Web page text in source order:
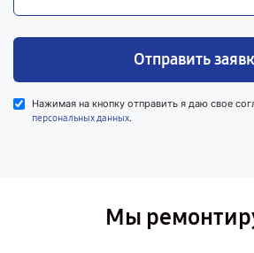
Отправить
Нажимая на кнопку отправить я даю свое
персональных данных.
Мы